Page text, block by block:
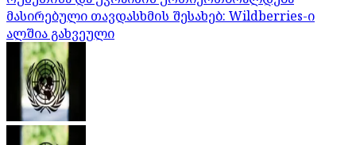
მასირებული თავდასხმის შესახებ: Wildberries-ი
ალშია გახვეული